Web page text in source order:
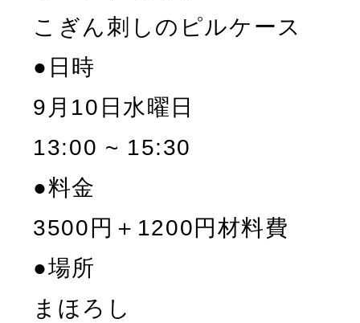
こぎん刺しのピルケース
●日時
9月10日水曜日
13:00 ~ 15:30
●料金
3500円＋1200円材料費
●場所
まほろし